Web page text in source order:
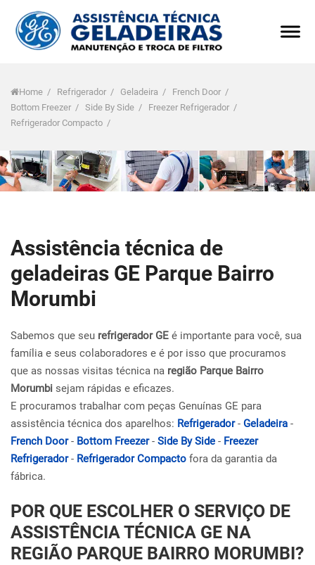
Home / Refrigerador / Geladeira / French Door /
Bottom Freezer / Side By Side / Freezer Refrigerador /
Refrigerador Compacto /
Assistência técnica de
geladeiras GE Parque Bairro
Morumbi
Sabemos que seu refrigerador GE é importante para você, sua
família e seus colaboradores e é por isso que procuramos
que as nossas visitas técnica na região Parque Bairro
Morumbi sejam rápidas e eficazes.
E procuramos trabalhar com peças Genuínas GE para
assistência técnica dos aparelhos: Refrigerador- Geladeira -
French Door- Bottom Freezer- Side By Side - Freezer
Refrigerador- Refrigerador Compacto fora da garantia da
fábrica.
POR QUE ESCOLHER O SERVIÇO DE
ASSISTÊNCIA TÉCNICA GE NA
REGIÃO PARQUE BAIRRO MORUMBI?